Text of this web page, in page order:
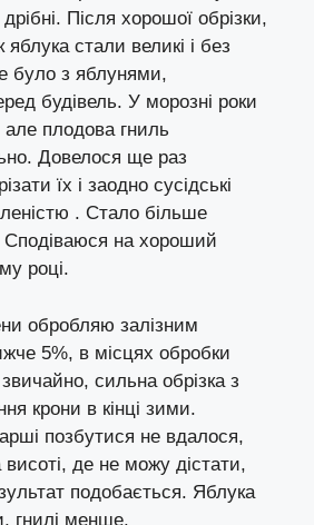
Після хорошої обрізки,
яблука стали великі і без
було з яблунями,
будівель. У морозні роки
плодова гниль
Довелося ще раз
їх і заодно сусідські
. Стало більше
Сподіваюся на хороший
році.
обробляю залізним
5%, в місцях обробки
сильна обрізка з
крони в кінці зими.
позбутися не вдалося,
де не можу дістати,
подобається. Яблука
гнилі менше.